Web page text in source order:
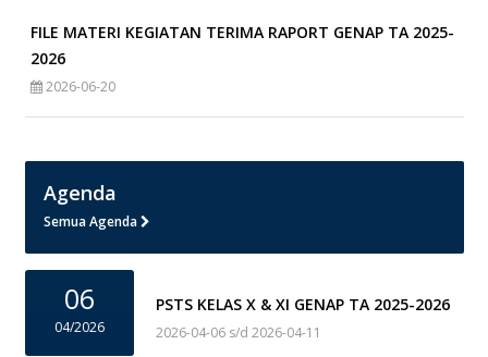
FILE MATERI KEGIATAN TERIMA RAPORT GENAP TA 2025-
2026
2026-06-20
Agenda
Semua Agenda
06
04/2026
PSTS KELAS X & XI GENAP TA 2025-2026
2026-04-06 s/d 2026-04-11